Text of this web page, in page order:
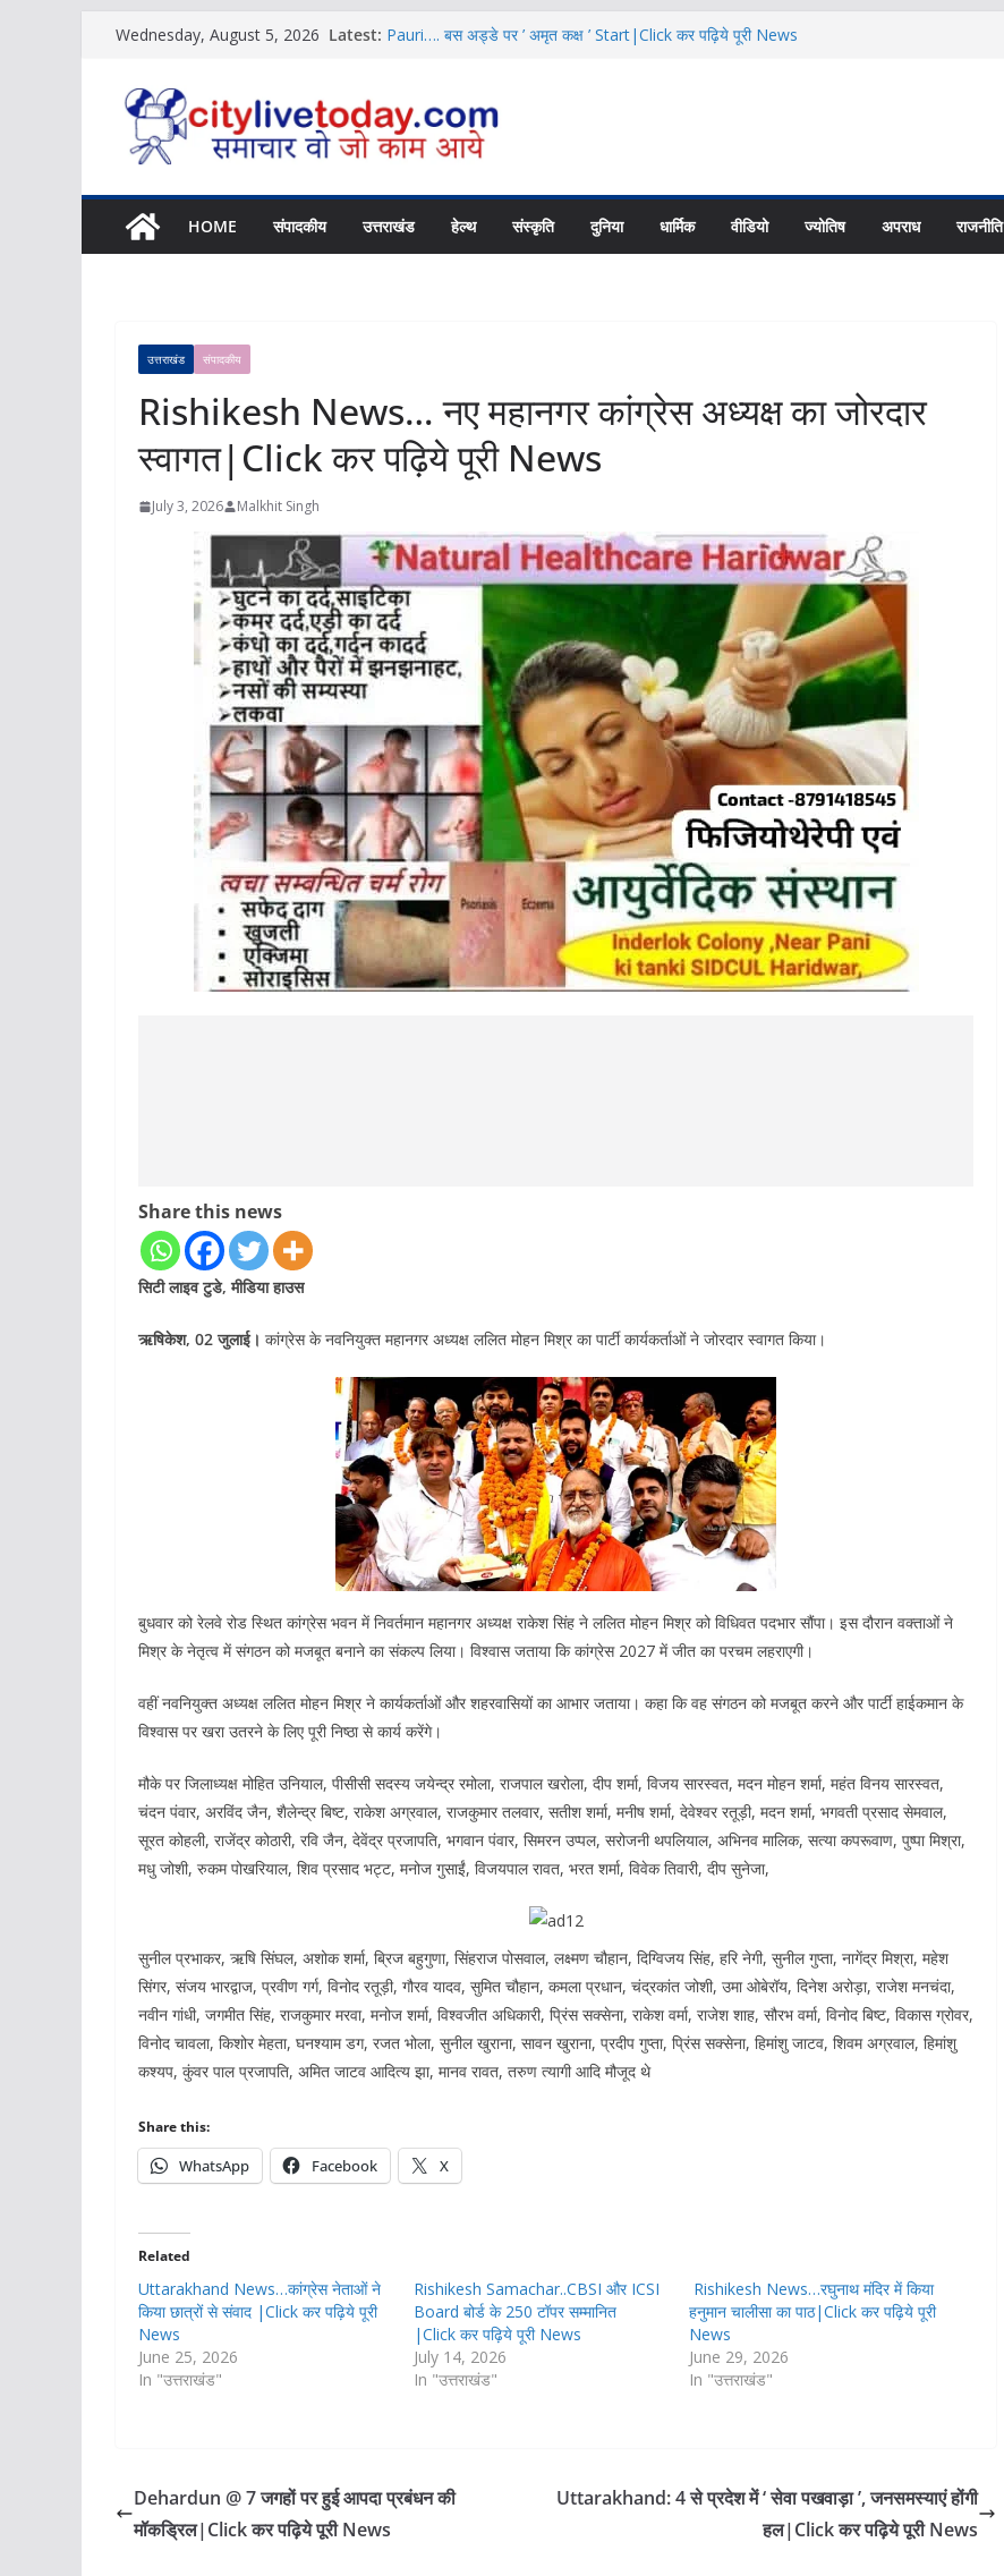
Skip
content
Wednesday, August 5, 2026 Latest: Pauri…. बस अड्डे पर ’ अमृत कक्ष ’ Start|Click कर पढ़िये पूरी News
Rishikesh News.. कांवड़ मेले में SDRF भी Alert|Click कर पढ़िये पूरी
News
Dehradun News…मसूरी के विकास के लिए हो रहा निरंतर कामः धामी |Click
Doon News…क्षतिग्रस्त खैनूरी संपर्क मार्ग को जल्द करें बहाल |Click कर
पढ़िये पूरी News
HOME संपादकीय उत्तराखंड हेल्थ संस्कृति दुनिया धार्मिक वीडियो ज्योतिष अपराध राजनीति
उत्तराखंड संपादकीय
Rishikesh News… नए महानगर कांग्रेस अध्यक्ष का जोरदार
स्वागत|Click कर पढ़िये पूरी News
July 3, 2026 Malkhit Singh
Share this news
सिटी लाइव टुडे, मीडिया हाउस
ऋषिकेश, 02 जुलाई। कांग्रेस के नवनियुक्त महानगर अध्यक्ष ललित मोहन मिश्र का पार्टी कार्यकर्ताओं ने जोरदार स्वागत किया।
बुधवार को रेलवे रोड स्थित कांग्रेस भवन में निवर्तमान महानगर अध्यक्ष राकेश सिंह ने ललित मोहन मिश्र को विधिवत पदभार सौंपा। इस दौरान वक्ताओं ने
मिश्र के नेतृत्व में संगठन को मजबूत बनाने का संकल्प लिया। विश्वास जताया कि कांग्रेस 2027 में जीत का परचम लहराएगी।
वहीं नवनियुक्त अध्यक्ष ललित मोहन मिश्र ने कार्यकर्ताओं और शहरवासियों का आभार जताया। कहा कि वह संगठन को मजबूत करने और पार्टी हाईकमान के
विश्वास पर खरा उतरने के लिए पूरी निष्ठा से कार्य करेंगे।
मौके पर जिलाध्यक्ष मोहित उनियाल, पीसीसी सदस्य जयेन्द्र रमोला, राजपाल खरोला, दीप शर्मा, विजय सारस्वत, मदन मोहन शर्मा, महंत विनय सारस्वत,
चंदन पंवार, अरविंद जैन, शैलेन्द्र बिष्ट, राकेश अग्रवाल, राजकुमार तलवार, सतीश शर्मा, मनीष शर्मा, देवेश्वर रतूड़ी, मदन शर्मा, भगवती प्रसाद सेमवाल,
सूरत कोहली, राजेंद्र कोठारी, रवि जैन, देवेंद्र प्रजापति, भगवान पंवार, सिमरन उप्पल, सरोजनी थपलियाल, अभिनव मालिक, सत्या कपरूवाण, पुष्पा मिश्रा,
मधु जोशी, रुकम पोखरियाल, शिव प्रसाद भट्ट, मनोज गुसाईं, विजयपाल रावत, भरत शर्मा, विवेक तिवारी, दीप सुनेजा,
सुनील प्रभाकर, ऋषि सिंघल, अशोक शर्मा, ब्रिज बहुगुणा, सिंहराज पोसवाल, लक्ष्मण चौहान, दिग्विजय सिंह, हरि नेगी, सुनील गुप्ता, नागेंद्र मिश्रा, महेश
सिंगर, संजय भारद्वाज, प्रवीण गर्ग, विनोद रतूड़ी, गौरव यादव, सुमित चौहान, कमला प्रधान, चंद्रकांत जोशी, उमा ओबेरॉय, दिनेश अरोड़ा, राजेश मनचंदा,
नवीन गांधी, जगमीत सिंह, राजकुमार मरवा, मनोज शर्मा, विश्वजीत अधिकारी, प्रिंस सक्सेना, राकेश वर्मा, राजेश शाह, सौरभ वर्मा, विनोद बिष्ट, विकास ग्रोवर,
विनोद चावला, किशोर मेहता, घनश्याम डग, रजत भोला, सुनील खुराना, सावन खुराना, प्रदीप गुप्ता, प्रिंस सक्सेना, हिमांशु जाटव, शिवम अग्रवाल, हिमांशु
कश्यप, कुंवर पाल प्रजापति, अमित जाटव आदित्य झा, मानव रावत, तरुण त्यागी आदि मौजूद थे
Share this:
WhatsApp Facebook X
Related
Uttarakhand News…कांग्रेस नेताओं ने
किया छात्रों से संवाद |Click कर पढ़िये पूरी
News
June 25, 2026
In "उत्तराखंड"
Rishikesh Samachar..CBSI और ICSI
Board बोर्ड के 250 टॉपर सम्मानित
|Click कर पढ़िये पूरी News
July 14, 2026
In "उत्तराखंड"
Rishikesh News…रघुनाथ मंदिर में किया
हनुमान चालीसा का पाठ|Click कर पढ़िये पूरी
News
June 29, 2026
In "उत्तराखंड"
Dehardun @ 7 जगहों पर हुई आपदा प्रबंधन की
मॉकड्रिल|Click कर पढ़िये पूरी News
Uttarakhand: 4 से प्रदेश में ‘ सेवा पखवाड़ा ’, जनसमस्याएं होंगी
हल|Click कर पढ़िये पूरी News